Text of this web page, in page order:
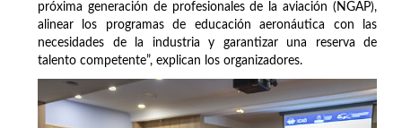
próxima generación de profesionales de la aviación (NGAP),
alinear los programas de educación aeronáutica con las
necesidades de la industria y garantizar una reserva de
talento competente”, explican los organizadores.